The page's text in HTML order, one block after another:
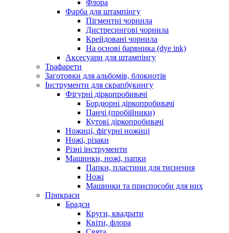
Флора
Фарба для штампінгу
Пігментні чорнила
Дистресингові чорнила
Крейдовані чорнила
На основі барвника (dye ink)
Аксесуари для штампінгу
Трафарети
Заготовки для альбомів, блокнотів
Інструменти для скрапбукингу
Фігурні діркопробивачі
Бордюрні діркопробивачі
Панчі (пробійники)
Кутові діркопробивачі
Ножиці, фігурні ножиці
Ножі, різаки
Різні інструменти
Машинки, ножі, папки
Папки, пластини для тиснення
Ножі
Машинки та приспособи для них
Прикраси
Брадси
Круги, квадрати
Квіти, флора